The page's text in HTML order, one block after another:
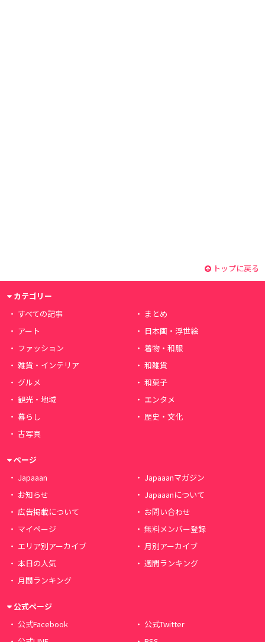
トップに戻る
カテゴリー
すべての記事
まとめ
アート
日本画・浮世絵
ファッション
着物・和服
雑貨・インテリア
和雑貨
グルメ
和菓子
観光・地域
エンタメ
暮らし
歴史・文化
古写真
ページ
Japaaan
Japaaanマガジン
お知らせ
Japaaanについて
広告掲載について
お問い合わせ
マイページ
無料メンバー登録
エリア別アーカイブ
月別アーカイブ
本日の人気
週間ランキング
月間ランキング
公式ページ
公式Facebook
公式Twitter